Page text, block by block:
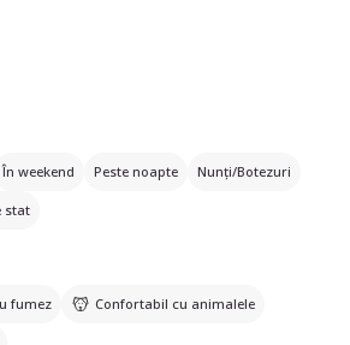
În weekend Peste noapte Nunți/Botezuri
stat
fumez Confortabil cu animalele